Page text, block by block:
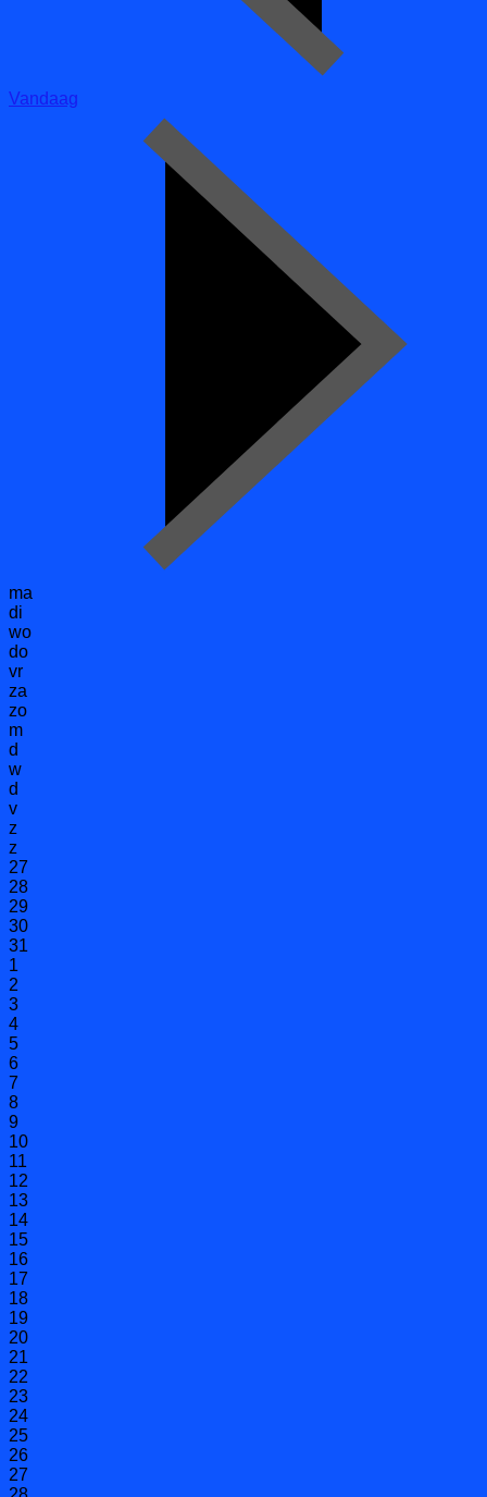
Vandaag
ma
di
wo
do
vr
za
zo
m
d
w
d
v
z
z
27
28
29
30
31
1
2
3
4
5
6
7
8
9
10
11
12
13
14
15
16
17
18
19
20
21
22
23
24
25
26
27